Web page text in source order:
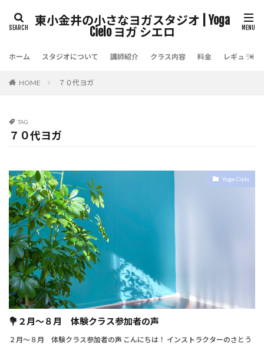
東小金井の小さなヨガスタジオ | Yoga
Cielo ヨガ シエロ
ホーム スタジオについて 講師紹介 クラス内容 料金 レギュラー
HOME ７０代ヨガ
TAG
７０代ヨガ
Yoga Cielo
💐２月〜８月 体験クラス参加者の声
２月〜８月 体験クラス参加者の声 こんにちは！ インストラクターのさとう